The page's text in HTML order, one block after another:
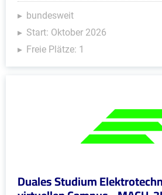
bundesweit
Start: Oktober 2026
Freie Plätze: 1
Duales Studium